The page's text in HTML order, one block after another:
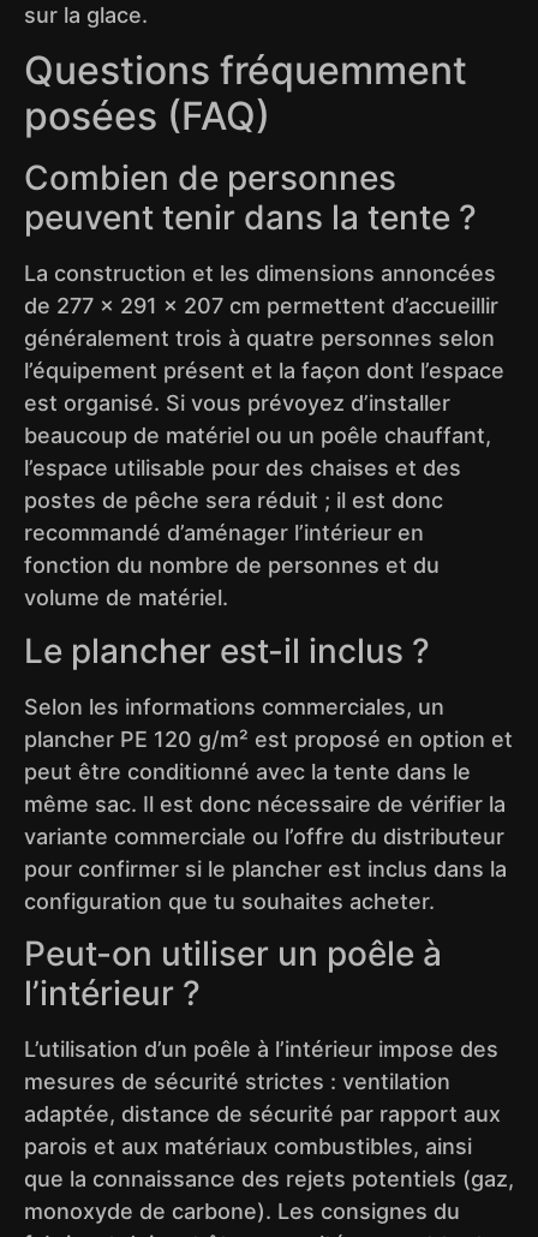
sur la glace.
Questions fréquemment
posées (FAQ)
Combien de personnes
peuvent tenir dans la tente ?
La construction et les dimensions annoncées
de 277 × 291 × 207 cm permettent d’accueillir
généralement trois à quatre personnes selon
l’équipement présent et la façon dont l’espace
est organisé. Si vous prévoyez d’installer
beaucoup de matériel ou un poêle chauffant,
l’espace utilisable pour des chaises et des
postes de pêche sera réduit ; il est donc
recommandé d’aménager l’intérieur en
fonction du nombre de personnes et du
volume de matériel.
Le plancher est-il inclus ?
Selon les informations commerciales, un
plancher PE 120 g/m² est proposé en option et
peut être conditionné avec la tente dans le
même sac. Il est donc nécessaire de vérifier la
variante commerciale ou l’offre du distributeur
pour confirmer si le plancher est inclus dans la
configuration que tu souhaites acheter.
Peut-on utiliser un poêle à
l’intérieur ?
L’utilisation d’un poêle à l’intérieur impose des
mesures de sécurité strictes : ventilation
adaptée, distance de sécurité par rapport aux
parois et aux matériaux combustibles, ainsi
que la connaissance des rejets potentiels (gaz,
monoxyde de carbone). Les consignes du